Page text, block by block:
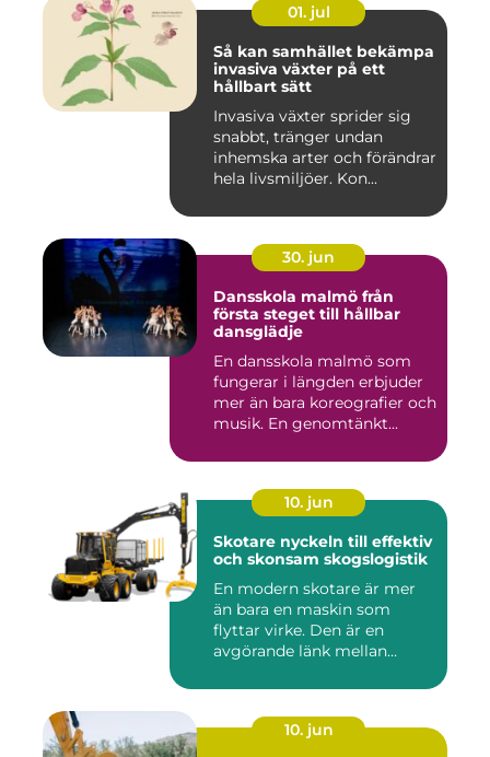
01. jul
Så kan samhället bekämpa
invasiva växter på ett
hållbart sätt
Invasiva växter sprider sig
snabbt, tränger undan
inhemska arter och förändrar
hela livsmiljöer. Kon...
30. jun
Dansskola malmö från
första steget till hållbar
dansglädje
En dansskola malmö som
fungerar i längden erbjuder
mer än bara koreografier och
musik. En genomtänkt...
10. jun
Skotare nyckeln till effektiv
och skonsam skogslogistik
En modern skotare är mer
än bara en maskin som
flyttar virke. Den är en
avgörande länk mellan
10. jun